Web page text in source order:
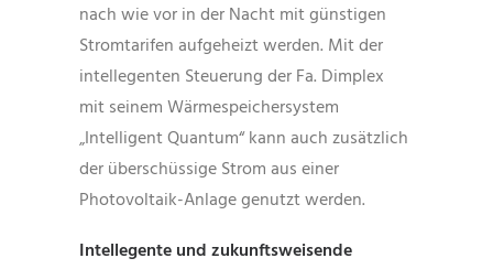
nach wie vor in der Nacht mit günstigen
Stromtarifen aufgeheizt werden. Mit der
intellegenten Steuerung der Fa. Dimplex
mit seinem Wärmespeichersystem
„Intelligent Quantum“ kann auch zusätzlich
der überschüssige Strom aus einer
Photovoltaik-Anlage genutzt werden.
Intellegente und zukunftsweisende